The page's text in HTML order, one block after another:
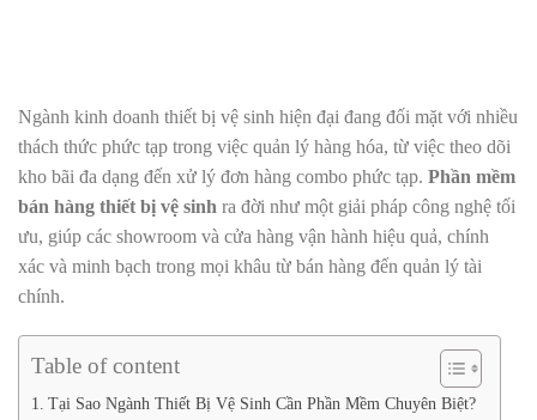
Ngành kinh doanh thiết bị vệ sinh hiện đại đang đối mặt với nhiều
thách thức phức tạp trong việc quản lý hàng hóa, từ việc theo dõi
kho bãi đa dạng đến xử lý đơn hàng combo phức tạp. Phần mềm
bán hàng thiết bị vệ sinh ra đời như một giải pháp công nghệ tối
ưu, giúp các showroom và cửa hàng vận hành hiệu quả, chính
xác và minh bạch trong mọi khâu từ bán hàng đến quản lý tài
chính.
Table of content
Tại Sao Ngành Thiết Bị Vệ Sinh Cần Phần Mềm Chuyên Biệt?